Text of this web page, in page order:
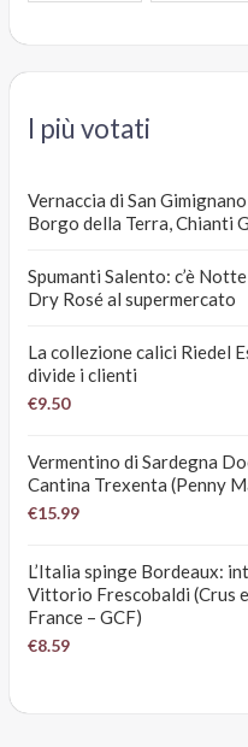
I più votati
Vernaccia di San
Borgo della Terra, Chianti
Spumanti Salento: c’è
Dry Rosé al supermercato
La collezione calici Riedel
divide i clienti
€9.50
Vermentino di Sardegna
Cantina Trexenta (Penny
€15.99
L’Italia spinge Bordeaux:
Vittorio Frescobaldi (Crus
France – GCF)
€8.59